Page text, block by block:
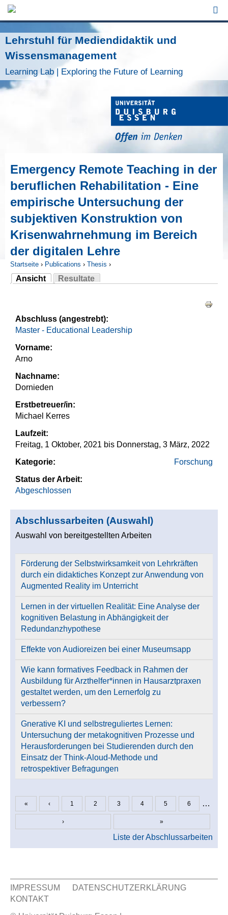
Jump to Navigation
Lehrstuhl für Mediendidaktik und
Wissensmanagement
Learning Lab | Exploring the Future of Learning
Emergency Remote Teaching in der
beruflichen Rehabilitation - Eine
empirische Untersuchung der
subjektiven Konstruktion von
Krisenwahrnehmung im Bereich
der digitalen Lehre
Sie sind hier
Startseite › Publications › Thesis ›
Ansicht
(aktiver Reiter)
Resultate
Abschluss (angestrebt):
Master - Educational Leadership
Vorname:
Arno
Nachname:
Dornieden
Erstbetreuer/in:
Michael Kerres
Laufzeit:
Freitag, 1 Oktober, 2021 bis Donnerstag, 3 März, 2022
Kategorie:
Forschung
Status der Arbeit:
Abgeschlossen
Abschlussarbeiten (Auswahl)
Auswahl von bereitgestellten Arbeiten
Förderung der Selbstwirksamkeit von Lehrkräften
durch ein didaktiches Konzept zur Anwendung von
Augmented Reality im Unterricht
Lernen in der virtuellen Realität: Eine Analyse der
kognitiven Belastung in Abhängigkeit der
Redundanzhypothese
Effekte von Audioreizen bei einer Museumsapp
Wie kann formatives Feedback in Rahmen der
Ausbildung für Arzthelfer*innen in Hausarztpraxen
gestaltet werden, um den Lernerfolg zu
verbessern?
Gnerative KI und selbstreguliertes Lernen:
Untersuchung der metakognitiven Prozesse und
Herausforderungen bei Studierenden durch den
Einsatz der Think-Aloud-Methode und
retrospektiver Befragungen
Seiten
« ‹ 1 2 3 4 5 6 …
› »
Liste der Abschlussarbeiten
Sekundär Menü
IMPRESSUM
DATENSCHUTZERKLÄRUNG
KONTAKT